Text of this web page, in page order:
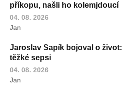
příkopu, našli ho kolemjdoucí
04. 08. 2026
Jan
Jaroslav Sapík bojoval o
těžké sepsi
04. 08. 2026
Jan